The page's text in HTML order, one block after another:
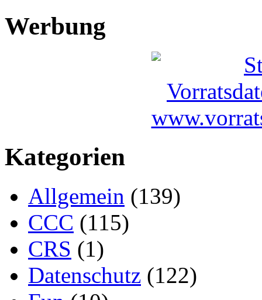
Werbung
Kategorien
Allgemein (139)
CCC (115)
CRS (1)
Datenschutz (122)